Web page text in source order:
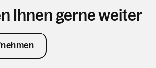
Ihnen gerne weiter